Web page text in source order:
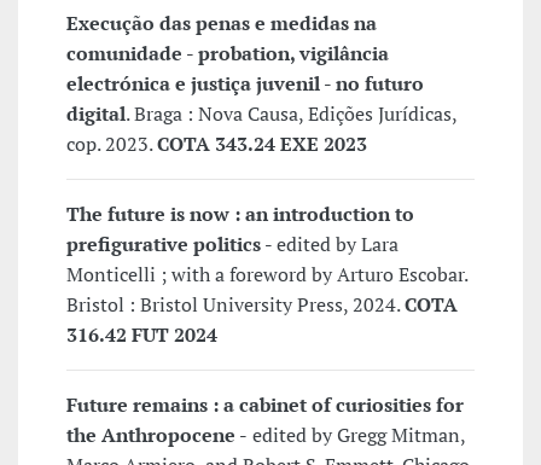
Execução das penas e medidas na
comunidade - probation, vigilância
electrónica e justiça juvenil - no futuro
digital. Braga : Nova Causa, Edições Jurídicas,
cop. 2023.COTA 343.24 EXE 2023
The future is now : an introduction to
prefigurative politics -edited by Lara
Monticelli ; with a foreword by Arturo Escobar.
Bristol : Bristol University Press, 2024.COTA
316.42 FUT 2024
Future remains : a cabinet of curiosities for
the Anthropocene - edited by Gregg Mitman,